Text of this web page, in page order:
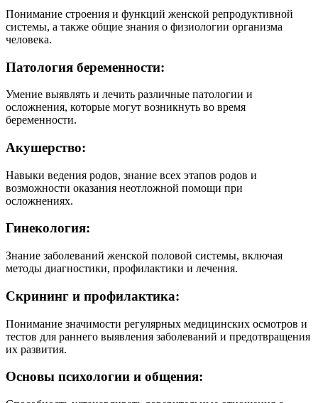
Понимание строения и функций женской репродуктивной
системы, а также общие знания о физиологии организма
человека.
Патология беременности:
Умение выявлять и лечить различные патологии и
осложнения, которые могут возникнуть во время
беременности.
Акушерство:
Навыки ведения родов, знание всех этапов родов и
возможности оказания неотложной помощи при
осложнениях.
Гинекология:
Знание заболеваний женской половой системы, включая
методы диагностики, профилактики и лечения.
Скрининг и профилактика:
Понимание значимости регулярных медицинских осмотров и
тестов для раннего выявления заболеваний и предотвращения
их развития.
Основы психологии и общения: